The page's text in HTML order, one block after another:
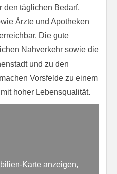
den täglichen Bedarf,
Ärzte und Apotheken
Die gute
Nahverkehr sowie die
und zu den
Vorsfelde zu einem
hoher Lebensqualität.
Karte anzeigen,